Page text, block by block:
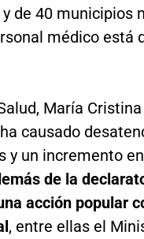
y de 40 municipios
médico está
María
causado
y un incremento
de la
acción popular
, entre ellas el